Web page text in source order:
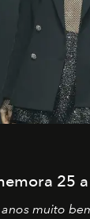
25
muito